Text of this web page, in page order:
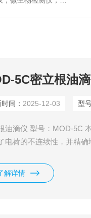
5C密立根油
间： 2025-12-03 型
油滴仪 型号：MOD-5C
电荷的不连续性，并精确
解详情